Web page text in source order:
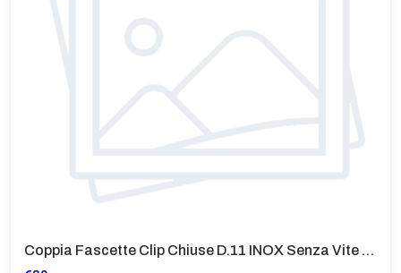
Coppia Fascette Clip Chiuse D.11 INOX Senza Vite Per Tubo D.7X13 Benzina-Olio Per BMW Vari Modelli